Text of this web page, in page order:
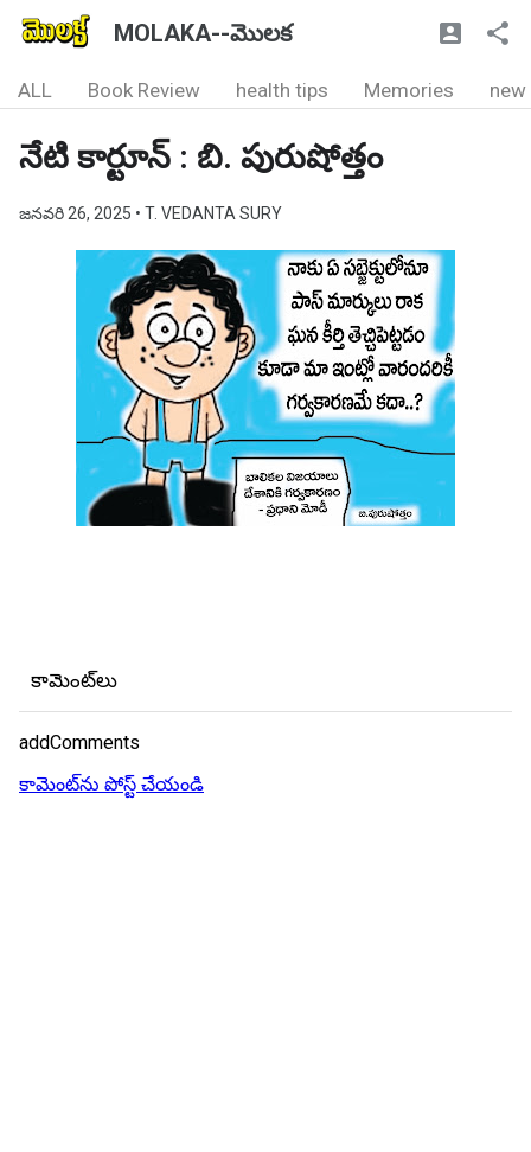
MOLAKA--మొలక
ALL Book Review health tips Memories new
నేటి కార్టూన్ : బి. పురుషోత్తం
జనవరి 26, 2025 • T. VEDANTA SURY
కామెంట్‌లు
addComments
కామెంట్‌ను పోస్ట్ చేయండి